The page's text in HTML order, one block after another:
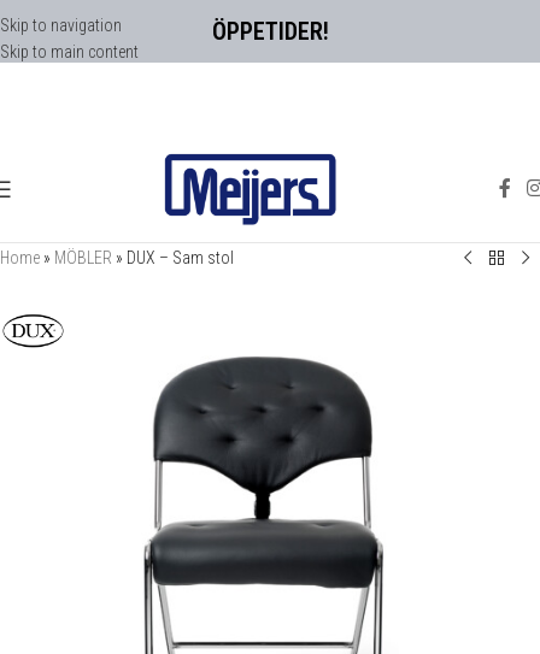
ÖPPETIDER!
Skip to navigation
Skip to main content
Home » MÖBLER » DUX – Sam stol